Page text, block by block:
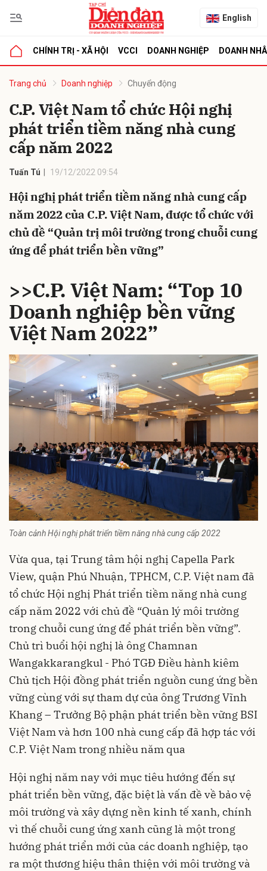
English
CHÍNH TRỊ - XÃ HỘI VCCI DOANH NGHIỆP DOANH
Trang chủ Doanh nghiệp Chuyển động
C.P. Việt Nam tổ chức Hội nghị
phát triển tiềm năng nhà cung
cấp năm 2022
Tuấn Tú 19/12/2022 09:54
Hội nghị phát triển tiềm năng nhà cung cấp
năm 2022 của C.P. Việt Nam, được tổ chức với
chủ đề “Quản trị môi trường trong chuỗi cung
ứng để phát triển bền vững”
>>C.P. Việt Nam: “Top 10
Doanh nghiệp bền vững
Việt Nam 2022”
Toàn cảnh Hội nghị phát triển tiềm năng nhà cung cấp 2022
Vừa qua, tại Trung tâm hội nghị Capella Park
View, quận Phú Nhuận, TPHCM, C.P. Việt nam đã
tổ chức Hội nghị Phát triển tiềm năng nhà cung
cấp năm 2022 với chủ đề “Quản lý môi trường
trong chuỗi cung ứng để phát triển bền vững”.
Chủ trì buổi hội nghị là ông Chamnan
Wangakkarangkul - Phó TGĐ Điều hành kiêm
Chủ tịch Hội đồng phát triển nguồn cung ứng bền
vững cùng với sự tham dự của ông Trương Vĩnh
Khang – Trưởng Bộ phận phát triển bền vững BSI
Việt Nam và hơn 100 nhà cung cấp đã hợp tác với
C.P. Việt Nam trong nhiều năm qua
Hội nghị năm nay với mục tiêu hướng đến sự
phát triển bền vững, đặc biệt là vấn đề về bảo vệ
môi trường và xây dựng nền kinh tế xanh, chính
vì thế chuỗi cung ứng xanh cũng là một trong
hướng phát triển mới của các doanh nghiệp, tạo
ra một thương hiệu thân thiện với môi trường và
luận
Hủy